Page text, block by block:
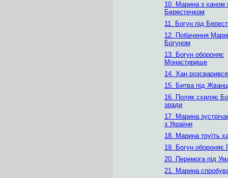
10. Марина з ханом
Берестечком
11. Богун під
12. Побачення
Богуном
13. Богун обороняє
Монастирище
14. Хан
15. Битва під
16. Поляк схиляє
зради
17. Марина
з України
18. Марина труїть
19. Богун обороняє
20. Перемога під
21. Марина